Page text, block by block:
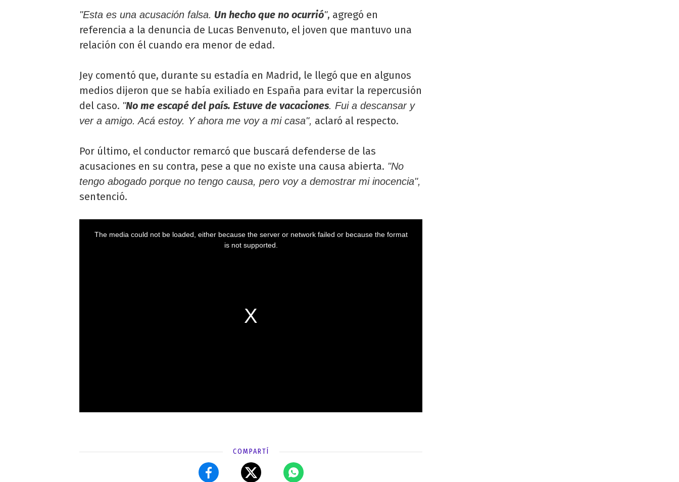
"Esta es una acusación falsa. Un hecho que no ocurrió", agregó en
referencia a la denuncia de Lucas Benvenuto, el joven que mantuvo una
relación con él cuando era menor de edad.
Jey comentó que, durante su estadía en Madrid, le llegó que en algunos
medios dijeron que se había exiliado en España para evitar la repercusión
del caso. "No me escapé del país. Estuve de vacaciones. Fui a descansar y
ver a amigo. Acá estoy. Y ahora me voy a mi casa", aclaró al respecto.
Por último, el conductor remarcó que buscará defenderse de las
acusaciones en su contra, pese a que no existe una causa abierta. "No
tengo abogado porque no tengo causa, pero voy a demostrar mi inocencia",
sentenció.
COMPARTÍ